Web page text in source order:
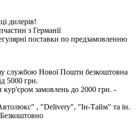
дилерів!
з Германії
поставки по предзамовленню
службою Нової Пошти безкоштовна
5000 грн.
кур'єром замовлень до 2000 грн. -
, "Delivery", "Iн-Тайм" та ін.